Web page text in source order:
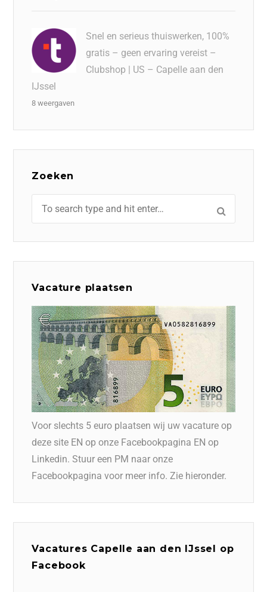
Snel en serieus thuiswerken, 100%
gratis – geen ervaring vereist –
Clubshop | US – Capelle aan den
IJssel
8 weergaven
Zoeken
Vacature plaatsen
Voor slechts 5 euro plaatsen wij uw vacature op
deze site EN op onze Facebookpagina EN op
Linkedin. Stuur een PM naar onze
Facebookpagina voor meer info. Zie hieronder.
Vacatures Capelle aan den IJssel op
Facebook